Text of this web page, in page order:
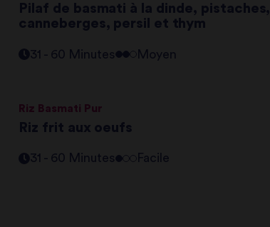
Pilaf de basmati à la dinde, pistaches,
canneberges, persil et thym
31 - 60 Minutes Moyen
Riz Basmati Pur
Riz frit aux oeufs
31 - 60 Minutes Facile